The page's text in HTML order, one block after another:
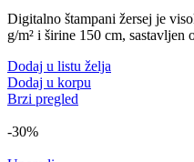
Digitalno štampani žersej je
g/m² i širine 150 cm,
Dodaj u listu želja
Dodaj u korpu
Brzi pregled
-30%